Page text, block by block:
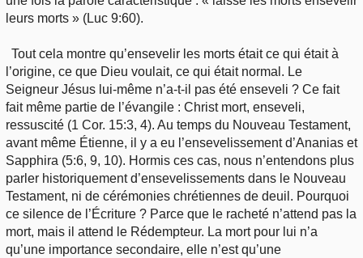
leurs morts » (Luc 9:60).
Tout cela montre qu’ensevelir les morts était ce qui était à
l’origine, ce que Dieu voulait, ce qui était normal. Le
Seigneur Jésus lui-même n’a-t-il pas été enseveli ? Ce fait
fait même partie de l’évangile : Christ mort, enseveli,
ressuscité (1 Cor. 15:3, 4). Au temps du Nouveau Testament,
avant même Étienne, il y a eu l’ensevelissement d’Ananias et
Sapphira (5:6, 9, 10). Hormis ces cas, nous n’entendons plus
parler historiquement d’ensevelissements dans le Nouveau
Testament, ni de cérémonies chrétiennes de deuil. Pourquoi
ce silence de l’Écriture ? Parce que le racheté n’attend pas la
mort, mais il attend le Rédempteur. La mort pour lui n’a
qu’une importance secondaire, elle n’est qu’une